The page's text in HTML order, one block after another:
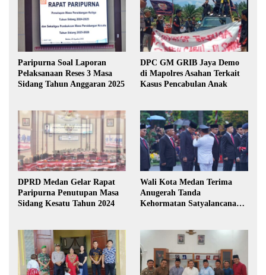
Paripurna Soal Laporan
Pelaksanaan Reses 3 Masa
Sidang Tahun Anggaran 2025
DPC GM GRIB Jaya Demo
di Mapolres Asahan Terkait
Kasus Pencabulan Anak
DPRD Medan Gelar Rapat
Paripurna Penutupan Masa
Sidang Kesatu Tahun 2024
Wali Kota Medan Terima
Anugerah Tanda
Kehormatan Satyalancana